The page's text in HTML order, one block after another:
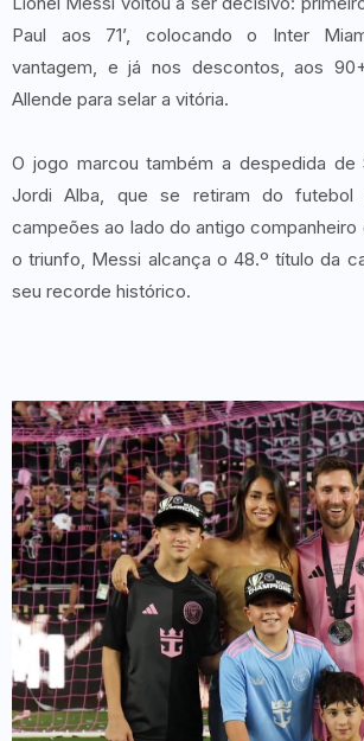
Paul aos 71’, colocando o Inter
vantagem, e já nos descontos, aos
Allende para selar a vitória.
O jogo marcou também a despedida de
Jordi Alba, que se retiram do futebol
campeões ao lado do antigo companheiro
o triunfo, Messi alcança o 48.º título da
seu recorde histórico.